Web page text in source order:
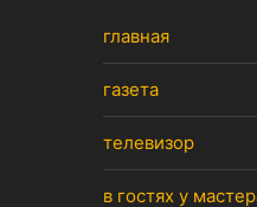
главная
газета
телевизор
в гостях у